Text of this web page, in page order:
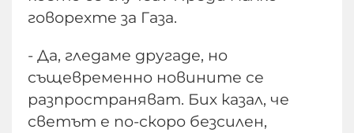
говорехте за Газа.
- Да, гледаме другаде, но
същевременно новините се
разпространяват. Бих казал, че
светът е по-скоро безсилен,